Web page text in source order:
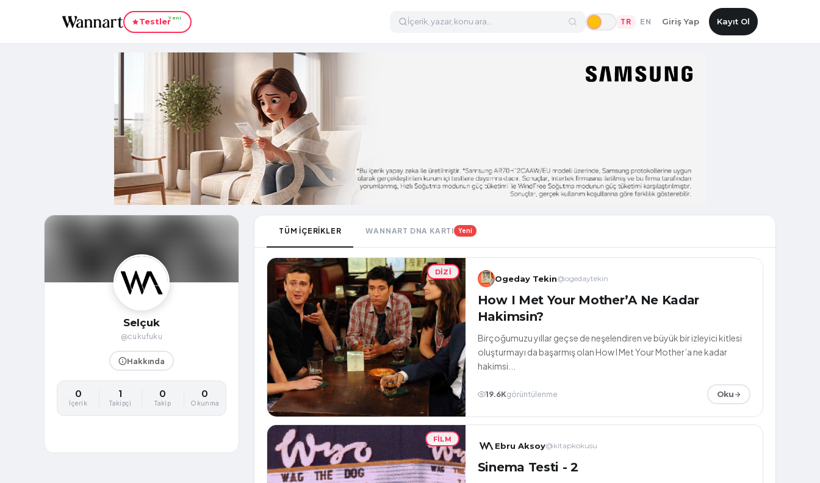
TestlerYeni TR EN Giriş Yap Kayıt Ol
Selçuk
@cukufuku
Hakkında
0
İçerik
1
Takipçi
0
Takip
0
Okunma
TÜM İÇERİKLER WANNART DNA KARTI Yeni
DIZI
Ogeday Tekin@ogedaytekin
How I Met Your Mother’A Ne Kadar
Hakimsin?
Birçoğumuzu yıllar geçse de neşelendiren ve büyük bir izleyici kitlesi
oluşturmayı da başarmış olan How I Met Your Mother’a ne kadar
hakimsi...
19.6Kgörüntülenme Oku
FILM
Ebru Aksoy@kitapkokusu
Sinema Testi - 2